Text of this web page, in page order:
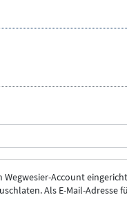
Account
Als E-Mail-Adresse